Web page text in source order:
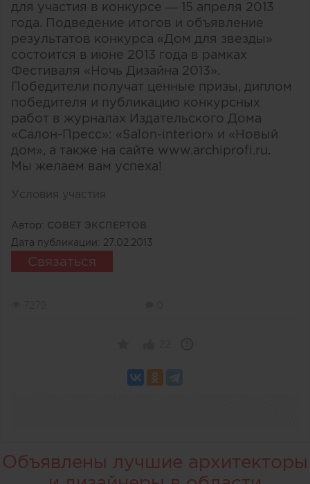
для участия в конкурсе — 15 апреля 2013
года. Подведение итогов и объявление
результатов конкурса «Дом для звезды»
состоится в июне 2013 года в рамках
Фестиваля «Ночь Дизайна 2013».
Победители получат ценные призы, диплом
победителя и публикацию конкурсных
работ в журналах Издательского Дома
«Салон-Пресс»: «Salon-interior» и «Новый
дом», а также на сайте www.archiprofi.ru.
Мы желаем вам успеха!
Условия участия
Автор: СОВЕТ ЭКСПЕРТОВ
Дата публикации: 27.02.2013
Связаться
Объявлены лучшие архитекторы